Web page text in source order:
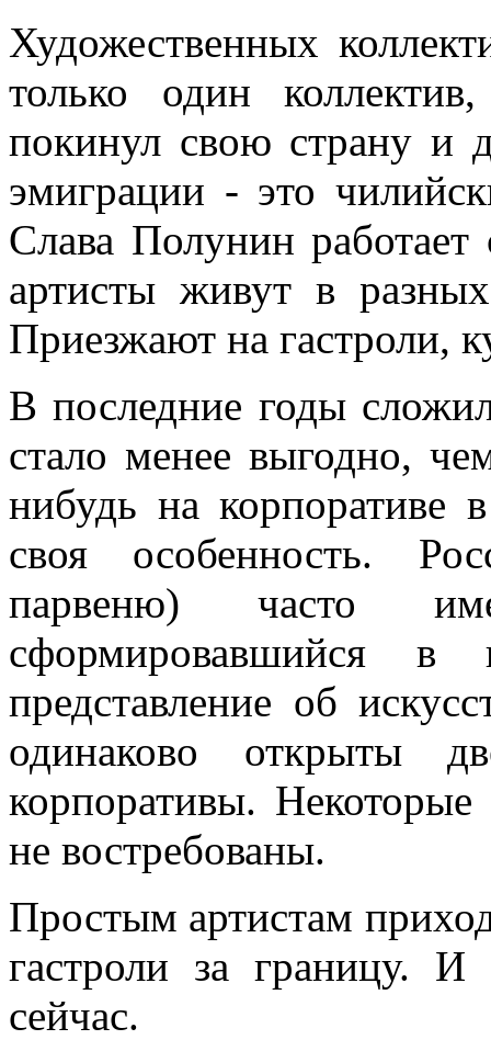
Художественных
только один
покинул свою страну и
эмиграции - это
Слава Полунин
артисты живут в
Приезжают на гастроли,
В последние годы
стало менее выгодно,
нибудь на корпоративе
своя особенность.
парвеню) часто
сформировавшийся
представление об
одинаково открыты
корпоративы. Некоторые
не востребованы.
Простым артистам
гастроли за границу.
сейчас.